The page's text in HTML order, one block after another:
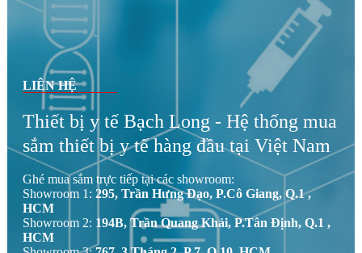
LIÊN HỆ
Thiết bị y tế Bạch Long - Hệ thống mua
sắm thiết bị y tế hàng đầu tại Việt Nam
Ghé mua sắm trực tiếp tại các showroom:
Showroom 1: 295, Trần Hưng Đạo, P.Cô Giang, Q.1 ,
HCM
Showroom 2: 194B, Trần Quang Khải, P.Tân Định, Q.1 ,
HCM